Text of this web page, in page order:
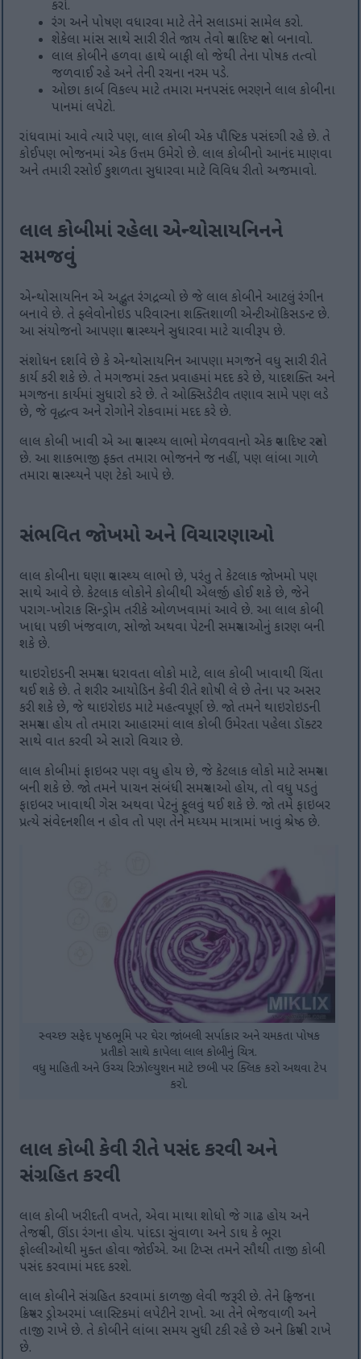
કરો.
રંગ અને પોષણ વધારવા માટે તેને સલાડમાં સામેલ કરો.
શેકેલા માંસ સાથે સારી રીતે જાય તેવો સ્વાદિષ્ટ સ્લો બનાવો.
લાલ કોબીને હળવા હાથે બાફી લો જેથી તેના પોષક તત્વો
જળવાઈ રહે અને તેની રચના નરમ પડે.
ઓછા કાર્બ વિકલ્પ માટે તમારા મનપસંદ ભરણને લાલ કોબીના
પાનમાં લપેટો.
રાંધવામાં આવે ત્યારે પણ, લાલ કોબી એક પૌષ્ટિક પસંદગી રહે છે. તે
કોઈપણ ભોજનમાં એક ઉત્તમ ઉમેરો છે. લાલ કોબીનો આનંદ માણવા
અને તમારી રસોઈ કુશળતા સુધારવા માટે વિવિધ રીતો અજમાવો.
લાલ કોબીમાં રહેલા એન્થોસાયનિનને
સમજવું
એન્થોસાયનિન એ અદ્ભુત રંગદ્રવ્યો છે જે લાલ કોબીને આટલું રંગીન
બનાવે છે. તે ફ્લેવોનોઇડ પરિવારના શક્તિશાળી એન્ટીઑકિસડન્ટ છે.
આ સંયોજનો આપણા સ્વાસ્થ્યને સુધારવા માટે ચાવીરૂપ છે.
સંશોધન દર્શાવે છે કે એન્થોસાયનિન આપણા મગજને વધુ સારી રીતે
કાર્ય કરી શકે છે. તે મગજમાં રક્ત પ્રવાહમાં મદદ કરે છે, યાદશક્તિ અને
મગજના કાર્યમાં સુધારો કરે છે. તે ઓક્સિડેટીવ તણાવ સામે પણ લડે
છે, જે વૃદ્ધત્વ અને રોગોને રોકવામાં મદદ કરે છે.
લાલ કોબી ખાવી એ આ સ્વાસ્થ્ય લાભો મેળવવાનો એક સ્વાદિષ્ટ રસ્તો
છે. આ શાકભાજી ફક્ત તમારા ભોજનને જ નહીં, પણ લાંબા ગાળે
તમારા સ્વાસ્થ્યને પણ ટેકો આપે છે.
સંભવિત જોખમો અને વિચારણાઓ
લાલ કોબીના ઘણા સ્વાસ્થ્ય લાભો છે, પરંતુ તે કેટલાક જોખમો પણ
સાથે આવે છે. કેટલાક લોકોને કોબીથી એલર્જી હોઈ શકે છે, જેને
પરાગ-ખોરાક સિન્ડ્રોમ તરીકે ઓળખવામાં આવે છે. આ લાલ કોબી
ખાધા પછી ખંજવાળ, સોજો અથવા પેટની સમસ્યાઓનું કારણ બની
શકે છે.
થાઇરોઇડની સમસ્યા ધરાવતા લોકો માટે, લાલ કોબી ખાવાથી ચિંતા
થઈ શકે છે. તે શરીર આયોડિન કેવી રીતે શોષી લે છે તેના પર અસર
કરી શકે છે, જે થાઇરોઇડ માટે મહત્વપૂર્ણ છે. જો તમને થાઇરોઇડની
સમસ્યા હોય તો તમારા આહારમાં લાલ કોબી ઉમેરતા પહેલા ડૉક્ટર
સાથે વાત કરવી એ સારો વિચાર છે.
લાલ કોબીમાં ફાઇબર પણ વધુ હોય છે, જે કેટલાક લોકો માટે સમસ્યા
બની શકે છે. જો તમને પાચન સંબંધી સમસ્યાઓ હોય, તો વધુ પડતું
ફાઇબર ખાવાથી ગેસ અથવા પેટનું ફૂલવું થઈ શકે છે. જો તમે ફાઇબર
પ્રત્યે સંવેદનશીલ ન હોવ તો પણ તેને મધ્યમ માત્રામાં ખાવું શ્રેષ્ઠ છે.
સ્વચ્છ સફેદ પૃષ્ઠભૂમિ પર ઘેરા જાંબલી સર્પાકાર અને ચમકતા પોષક
પ્રતીકો સાથે કાપેલા લાલ કોબીનું ચિત્ર.
વધુ માહિતી અને ઉચ્ચ રિઝોલ્યુશન માટે છબી પર ક્લિક કરો અથવા ટેપ
કરો.
લાલ કોબી કેવી રીતે પસંદ કરવી અને
સંગ્રહિત કરવી
લાલ કોબી ખરીદતી વખતે, એવા માથા શોધો જે ગાઢ હોય અને
તેજસ્વી, ઊંડા રંગના હોય. પાંદડા સુંવાળા અને ડાઘ કે ભૂરા
ફોલ્લીઓથી મુક્ત હોવા જોઈએ. આ ટિપ્સ તમને સૌથી તાજી કોબી
પસંદ કરવામાં મદદ કરશે.
લાલ કોબીને સંગ્રહિત કરવામાં કાળજી લેવી જરૂરી છે. તેને ફ્રિજના
ક્રિસ્પર ડ્રોઅરમાં પ્લાસ્ટિકમાં લપેટીને રાખો. આ તેને ભેજવાળી અને
તાજી રાખે છે. તે કોબીને લાંબા સમય સુધી ટકી રહે છે અને ક્રિસ્પી રાખે
છે.